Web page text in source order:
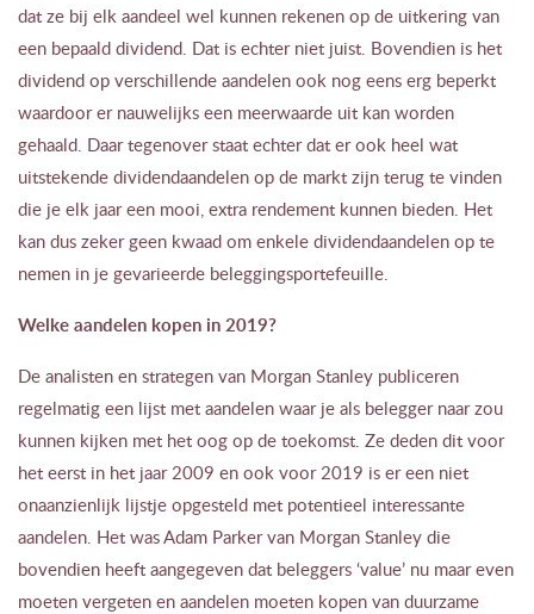
dat ze bij elk aandeel wel kunnen rekenen op de uitkering van
een bepaald dividend. Dat is echter niet juist. Bovendien is het
dividend op verschillende aandelen ook nog eens erg beperkt
waardoor er nauwelijks een meerwaarde uit kan worden
gehaald. Daar tegenover staat echter dat er ook heel wat
uitstekende dividendaandelen op de markt zijn terug te vinden
die je elk jaar een mooi, extra rendement kunnen bieden. Het
kan dus zeker geen kwaad om enkele dividendaandelen op te
nemen in je gevarieerde beleggingsportefeuille.
Welke aandelen kopen in 2019?
De analisten en strategen van Morgan Stanley publiceren
regelmatig een lijst met aandelen waar je als belegger naar zou
kunnen kijken met het oog op de toekomst. Ze deden dit voor
het eerst in het jaar 2009 en ook voor 2019 is er een niet
onaanzienlijk lijstje opgesteld met potentieel interessante
aandelen. Het was Adam Parker van Morgan Stanley die
bovendien heeft aangegeven dat beleggers ‘value’ nu maar even
moeten vergeten en aandelen moeten kopen van duurzame